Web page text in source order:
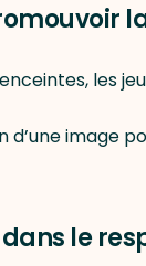
les
d’une image
le